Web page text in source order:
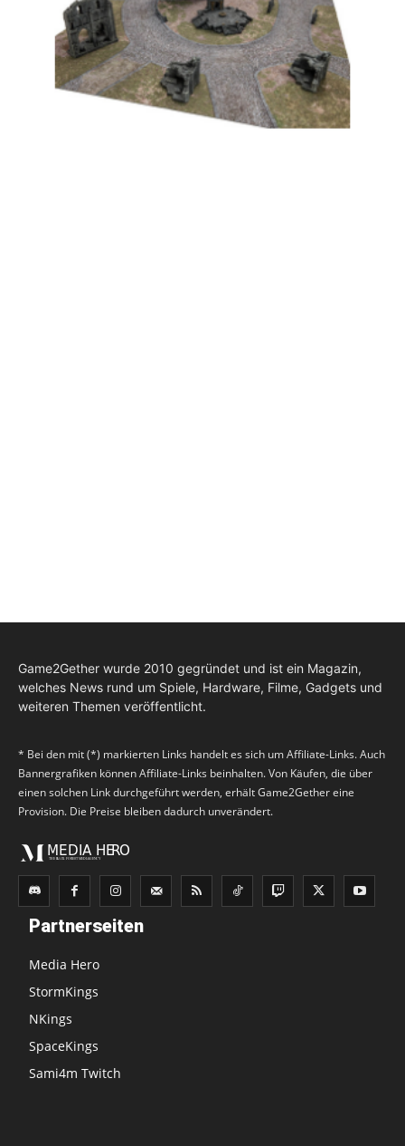
Game2Gether wurde 2010 gegründet und ist ein Magazin,
welches News rund um Spiele, Hardware, Filme, Gadgets und
weiteren Themen veröffentlicht.
* Bei den mit (*) markierten Links handelt es sich um Affiliate-Links. Auch
Bannergrafiken können Affiliate-Links beinhalten. Von Käufen, die über
einen solchen Link durchgeführt werden, erhält Game2Gether eine
Provision. Die Preise bleiben dadurch unverändert.
Partnerseiten
Media Hero
StormKings
NKings
SpaceKings
Sami4m Twitch